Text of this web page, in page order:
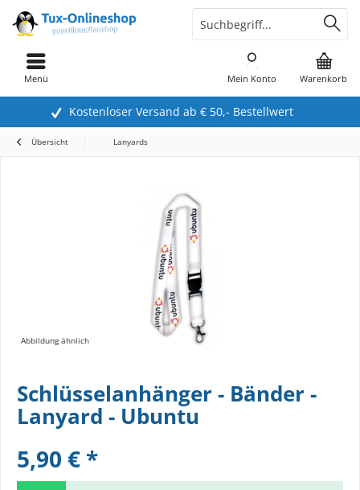
Kostenloser Versand ab € 50,- Bestellwert
Warenkorb
Mein Konto
Menü
Übersicht Lanyards
Abbildung ähnlich
Schlüsselanhänger - Bänder -
Lanyard - Ubuntu
5,90 € *